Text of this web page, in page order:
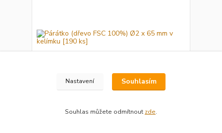
Nastavení Souhlasím
Souhlas můžete odmítnout zde.